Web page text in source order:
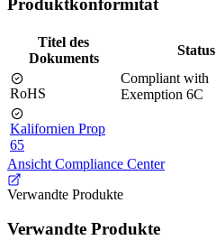
Produktkonformität
Titel des
Dokuments
Status
RoHS
Compliant with
Exemption 6C
Kalifornien Prop
65
Ansicht Compliance Center
Verwandte Produkte
Verwandte Produkte